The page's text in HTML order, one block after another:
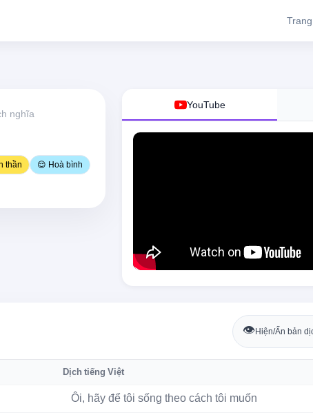
nghĩa
thần
😌 Hoà bình
YouTube
👁️Hiện/Ẩn bản
Dịch tiếng Việt
Ôi, hãy để tôi sống theo cách tôi muốn